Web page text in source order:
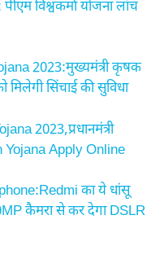
विश्वकर्मा योजना लांच
2023:मुख्यमंत्री कृषक
मिलेगी सिंचाई की सुविधा
2023,प्रधानमंत्री
Yojana Apply Online
का ये धांसू
कैमरा से कर देगा DSLR